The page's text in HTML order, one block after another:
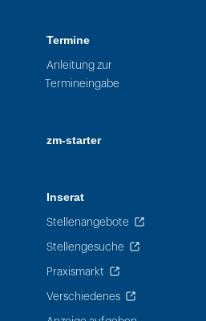
Termine
Anleitung zur
Termineingabe
zm-starter
Inserat
Stellenangebote
Stellengesuche
Praxismarkt
Verschiedenes